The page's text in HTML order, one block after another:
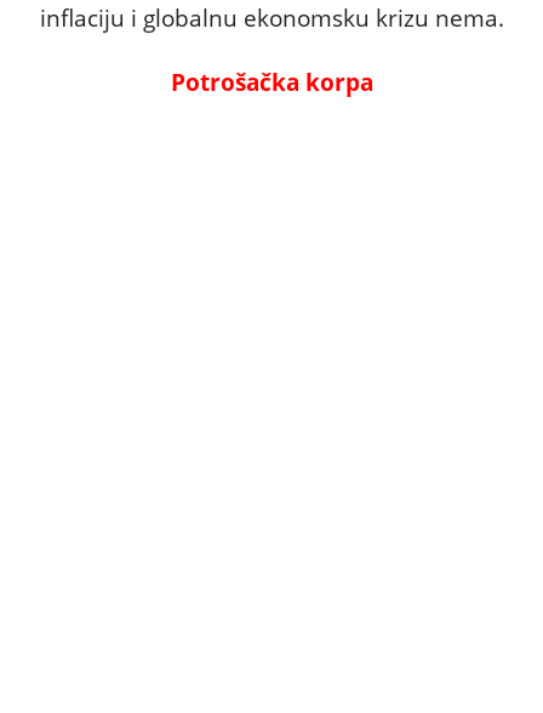
inflaciju i globalnu ekonomsku krizu nema.
Potrošačka korpa